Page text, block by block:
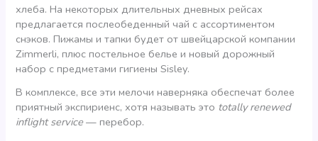
хлеба. На некоторых длительных дневных рейсах
предлагается послеобеденный чай с ассортиментом
снэков. Пижамы и тапки будет от швейцарской компании
Zimmerli, плюс постельное белье и новый дорожный
набор с предметами гигиены Sisley.
В комплексе, все эти мелочи наверняка обеспечат более
приятный экспириенс, хотя называть это totally renewed
inflight service — перебор.